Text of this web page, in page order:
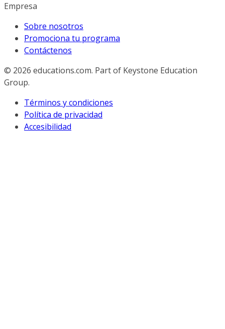
Empresa
Sobre nosotros
Promociona tu programa
Contáctenos
© 2026 educations.com. Part of Keystone Education
Group.
Términos y condiciones
Política de privacidad
Accesibilidad